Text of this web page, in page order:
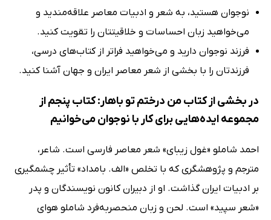
نوجوان هستید، به شعر و ادبیات معاصر علاقه‌مندید و
می‌خواهید زبان احساسات و خلاقیتتان را تقویت کنید.
فرزند نوجوان دارید و می‌خواهید فراتر از کتاب‌های درسی،
فرزندتان را با بخشی از شعر معاصر ایران و جهان آشنا کنید.
در بخشی از کتاب من درختم تو باهار: کتاب پنجم از
مجموعه ایده‌هایی برای کار با نوجوان می‌خوانیم
احمد شاملو «غول زیبای» شعر معاصر فارسی است. شاعر،
مترجم و پژوهشگری که با تخلص «الف. بامداد» تأثیر چشمگیری
بر ادبیات ایران گذاشت. او از دبیران کانون نویسندگان و پدر
«شعر سپید» است. لحن و زبان منحصربه‌فرد شاملو هوای